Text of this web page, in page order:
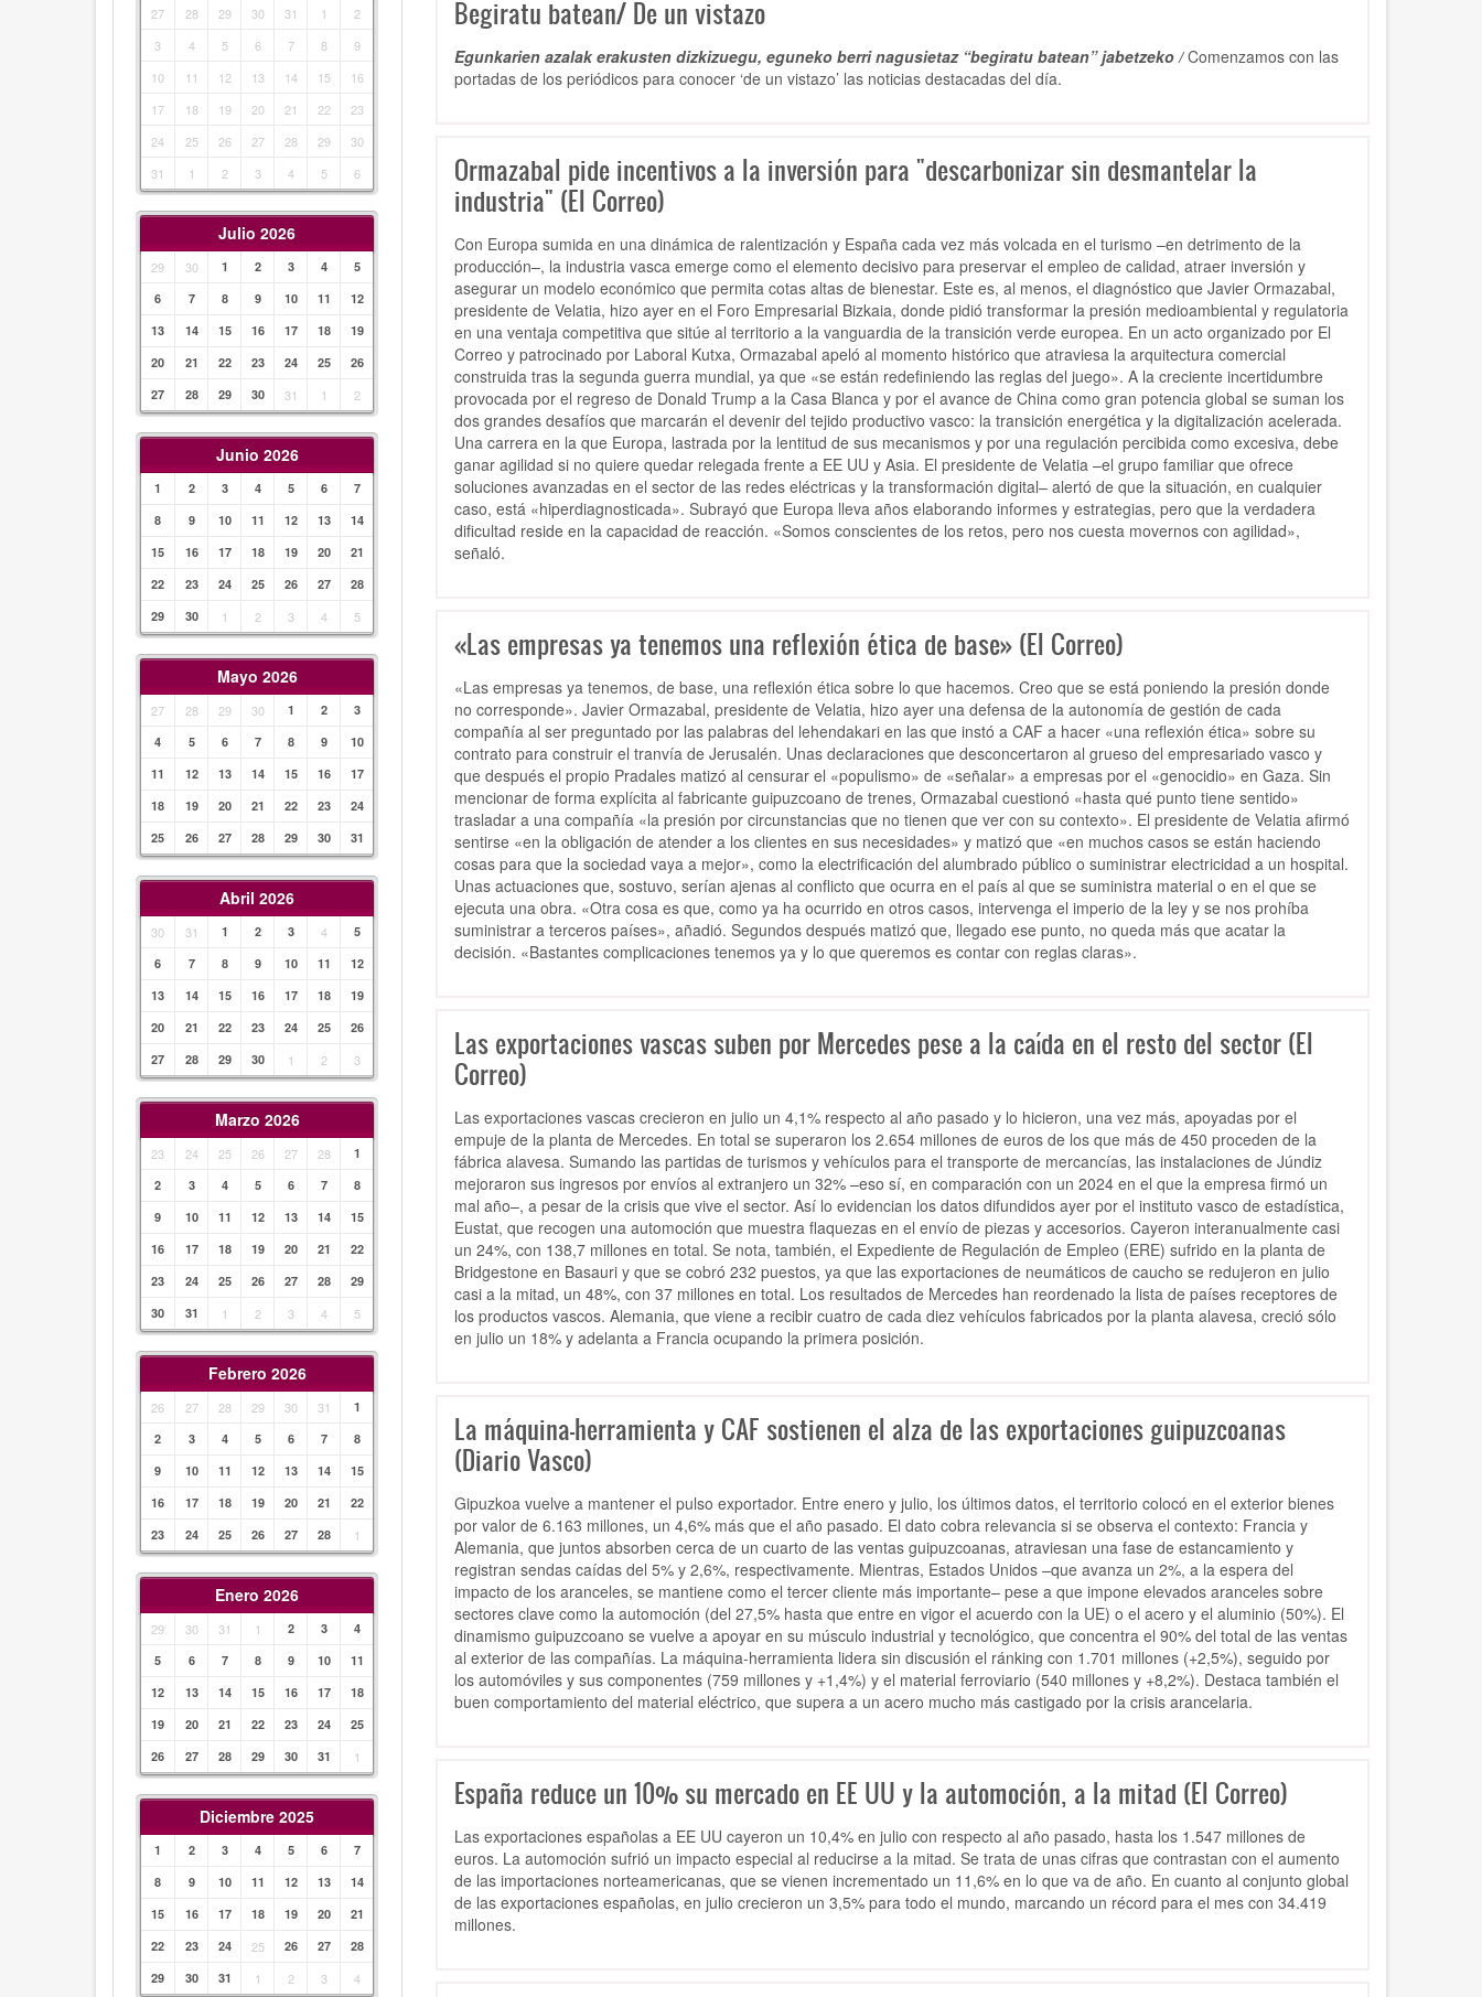
27 28 29 30 31 1
2
3
4 5 6 7 8
9
10
11 12 13 14 15
16
17
18 19 20 21 22
23
24
25 26 27 28 29
30
31
1 2 3 4 5 6
Julio 2026
29 30 1 2 3 4
5
6
7 8 9 10 11
12
13
14 15 16 17 18
19
20
21 22 23 24 25
26
27
28 29 30 31 1 2
Junio 2026
1 2 3 4 5 6
7
8
9 10 11 12 13
14
15
16 17 18 19 20
21
22
23 24 25 26 27
28
29
30 1 2 3 4 5
Mayo 2026
27 28 29 30 1 2
3
4
5 6 7 8 9
10
11
12 13 14 15 16
17
18
19 20 21 22 23
24
25
26 27 28 29 30 31
Abril 2026
30 31 1 2 3 4
5
6
7 8 9 10 11
12
13
14 15 16 17 18
19
20
21 22 23 24 25
26
27
28 29 30 1 2 3
Marzo 2026
23 24 25 26 27 28
1
2
3 4 5 6 7
8
9
10 11 12 13 14
15
16
17 18 19 20 21
22
23
24 25 26 27 28
29
30
31 1 2 3 4 5
Febrero 2026
26 27 28 29 30 31
1
2
3 4 5 6 7
8
9
10 11 12 13 14
15
16
17 18 19 20 21
22
23
24 25 26 27 28 1
Enero 2026
29 30 31 1 2 3
4
5
6 7 8 9 10
11
12
13 14 15 16 17
18
19
20 21 22 23 24
25
26
27 28 29 30 31 1
Diciembre 2025
1 2 3 4 5 6
7
8
9 10 11 12 13
14
15
16 17 18 19 20
21
22
23 24 25 26 27
28
29
30 31 1 2 3 4
Begiratu batean/ De un vistazo
Egunkarien azalak erakusten dizkizuegu, eguneko berri nagusietaz “begiratu batean” jabetzeko /Comenzamos con las
portadas de los periódicos para conocer ‘de un vistazo’ las noticias destacadas del día.
Ormazabal pide incentivos a la inversión para "descarbonizar sin desmantelar la
industria" (El Correo)
Con Europa sumida en una dinámica de ralentización y España cada vez más volcada en el turismo –en detrimento de la
producción–, la industria vasca emerge como el elemento decisivo para preservar el empleo de calidad, atraer inversión y
asegurar un modelo económico que permita cotas altas de bienestar. Este es, al menos, el diagnóstico que Javier Ormazabal,
presidente de Velatia, hizo ayer en el Foro Empresarial Bizkaia, donde pidió transformar la presión medioambiental y regulatoria
en una ventaja competitiva que sitúe al territorio a la vanguardia de la transición verde europea. En un acto organizado por El
Correo y patrocinado por Laboral Kutxa, Ormazabal apeló al momento histórico que atraviesa la arquitectura comercial
construida tras la segunda guerra mundial, ya que «se están redefiniendo las reglas del juego». A la creciente incertidumbre
provocada por el regreso de Donald Trump a la Casa Blanca y por el avance de China como gran potencia global se suman los
dos grandes desafíos que marcarán el devenir del tejido productivo vasco: la transición energética y la digitalización acelerada.
Una carrera en la que Europa, lastrada por la lentitud de sus mecanismos y por una regulación percibida como excesiva, debe
ganar agilidad si no quiere quedar relegada frente a EE UU y Asia. El presidente de Velatia –el grupo familiar que ofrece
soluciones avanzadas en el sector de las redes eléctricas y la transformación digital– alertó de que la situación, en cualquier
caso, está «hiperdiagnosticada». Subrayó que Europa lleva años elaborando informes y estrategias, pero que la verdadera
dificultad reside en la capacidad de reacción. «Somos conscientes de los retos, pero nos cuesta movernos con agilidad»,
señaló.
«Las empresas ya tenemos una reflexión ética de base» (El Correo)
«Las empresas ya tenemos, de base, una reflexión ética sobre lo que hacemos. Creo que se está poniendo la presión donde
no corresponde». Javier Ormazabal, presidente de Velatia, hizo ayer una defensa de la autonomía de gestión de cada
compañía al ser preguntado por las palabras del lehendakari en las que instó a CAF a hacer «una reflexión ética» sobre su
contrato para construir el tranvía de Jerusalén. Unas declaraciones que desconcertaron al grueso del empresariado vasco y
que después el propio Pradales matizó al censurar el «populismo» de «señalar» a empresas por el «genocidio» en Gaza. Sin
mencionar de forma explícita al fabricante guipuzcoano de trenes, Ormazabal cuestionó «hasta qué punto tiene sentido»
trasladar a una compañía «la presión por circunstancias que no tienen que ver con su contexto». El presidente de Velatia afirmó
sentirse «en la obligación de atender a los clientes en sus necesidades» y matizó que «en muchos casos se están haciendo
cosas para que la sociedad vaya a mejor», como la electrificación del alumbrado público o suministrar electricidad a un hospital.
Unas actuaciones que, sostuvo, serían ajenas al conflicto que ocurra en el país al que se suministra material o en el que se
ejecuta una obra. «Otra cosa es que, como ya ha ocurrido en otros casos, intervenga el imperio de la ley y se nos prohíba
suministrar a terceros países», añadió. Segundos después matizó que, llegado ese punto, no queda más que acatar la
decisión. «Bastantes complicaciones tenemos ya y lo que queremos es contar con reglas claras».
Las exportaciones vascas suben por Mercedes pese a la caída en el resto del sector (El
Correo)
Las exportaciones vascas crecieron en julio un 4,1% respecto al año pasado y lo hicieron, una vez más, apoyadas por el
empuje de la planta de Mercedes. En total se superaron los 2.654 millones de euros de los que más de 450 proceden de la
fábrica alavesa. Sumando las partidas de turismos y vehículos para el transporte de mercancías, las instalaciones de Júndiz
mejoraron sus ingresos por envíos al extranjero un 32% –eso sí, en comparación con un 2024 en el que la empresa firmó un
mal año–, a pesar de la crisis que vive el sector. Así lo evidencian los datos difundidos ayer por el instituto vasco de estadística,
Eustat, que recogen una automoción que muestra flaquezas en el envío de piezas y accesorios. Cayeron interanualmente casi
un 24%, con 138,7 millones en total. Se nota, también, el Expediente de Regulación de Empleo (ERE) sufrido en la planta de
Bridgestone en Basauri y que se cobró 232 puestos, ya que las exportaciones de neumáticos de caucho se redujeron en julio
casi a la mitad, un 48%, con 37 millones en total. Los resultados de Mercedes han reordenado la lista de países receptores de
los productos vascos. Alemania, que viene a recibir cuatro de cada diez vehículos fabricados por la planta alavesa, creció sólo
en julio un 18% y adelanta a Francia ocupando la primera posición.
La máquina-herramienta y CAF sostienen el alza de las exportaciones guipuzcoanas
(Diario Vasco)
Gipuzkoa vuelve a mantener el pulso exportador. Entre enero y julio, los últimos datos, el territorio colocó en el exterior bienes
por valor de 6.163 millones, un 4,6% más que el año pasado. El dato cobra relevancia si se observa el contexto: Francia y
Alemania, que juntos absorben cerca de un cuarto de las ventas guipuzcoanas, atraviesan una fase de estancamiento y
registran sendas caídas del 5% y 2,6%, respectivamente. Mientras, Estados Unidos –que avanza un 2%, a la espera del
impacto de los aranceles, se mantiene como el tercer cliente más importante– pese a que impone elevados aranceles sobre
sectores clave como la automoción (del 27,5% hasta que entre en vigor el acuerdo con la UE) o el acero y el aluminio (50%). El
dinamismo guipuzcoano se vuelve a apoyar en su músculo industrial y tecnológico, que concentra el 90% del total de las ventas
al exterior de las compañías. La máquina-herramienta lidera sin discusión el ránking con 1.701 millones (+2,5%), seguido por
los automóviles y sus componentes (759 millones y +1,4%) y el material ferroviario (540 millones y +8,2%). Destaca también el
buen comportamiento del material eléctrico, que supera a un acero mucho más castigado por la crisis arancelaria.
España reduce un 10% su mercado en EE UU y la automoción, a la mitad (El Correo)
Las exportaciones españolas a EE UU cayeron un 10,4% en julio con respecto al año pasado, hasta los 1.547 millones de
euros. La automoción sufrió un impacto especial al reducirse a la mitad. Se trata de unas cifras que contrastan con el aumento
de las importaciones norteamericanas, que se vienen incrementado un 11,6% en lo que va de año. En cuanto al conjunto global
de las exportaciones españolas, en julio crecieron un 3,5% para todo el mundo, marcando un récord para el mes con 34.419
millones.